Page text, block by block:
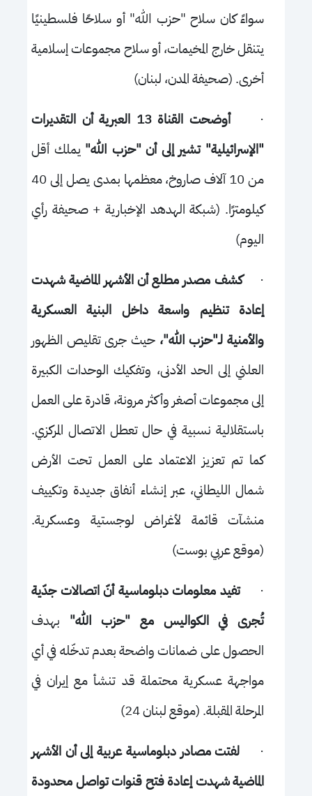
سواءً كان سلاح "حزب الله" أو سلاحًا فلسطينيًا
يتنقل خارج المخيمات، أو سلاح مجموعات إسلامية
أخرى. (صحيفة المدن، لبنان)
·
أوضحت القناة 13 العبرية أن التقديرات
"الإسرائيلية" تشير إلى أن "حزب الله" يملك أقل
من 10 آلاف صاروخ، معظمها بمدى يصل إلى 40
كيلومترًا. (شبكة الهدهد الإخبارية + صحيفة رأي
اليوم)
·كشف مصدر مطلع أن الأشهر الماضية شهدت
إعادة تنظيم واسعة داخل البنية العسكرية
والأمنية لـ"حزب الله"، حيث جرى تقليص الظهور
العلني إلى الحد الأدنى، وتفكيك الوحدات الكبيرة
إلى مجموعات أصغر وأكثر مرونة، قادرة على العمل
باستقلالية نسبية في حال تعطل الاتصال المركزي.
كما تم تعزيز الاعتماد على العمل تحت الأرض
شمال الليطاني، عبر إنشاء أنفاق جديدة وتكييف
منشآت قائمة لأغراض لوجستية وعسكرية.
(موقع عربي بوست)
·تفيد معلومات دبلوماسية أنّ اتصالات جدّية
تُجرى في الكواليس مع "حزب الله" بهدف
الحصول على ضمانات واضحة بعدم تدخّله في أي
مواجهة عسكرية محتملة قد تنشأ مع إيران في
المرحلة المقبلة. (موقع لبنان 24)
· لفتت مصادر دبلوماسية عربية إلى أن الأشهر
الماضية شهدت إعادة فتح قنوات تواصل محدودة